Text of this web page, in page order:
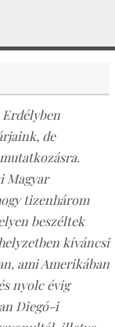
Erdélyben
de
Magyar
tizenhárom
beszéltek
kíváncsi
ami Amerikában
nyolc évig
Diegó-i